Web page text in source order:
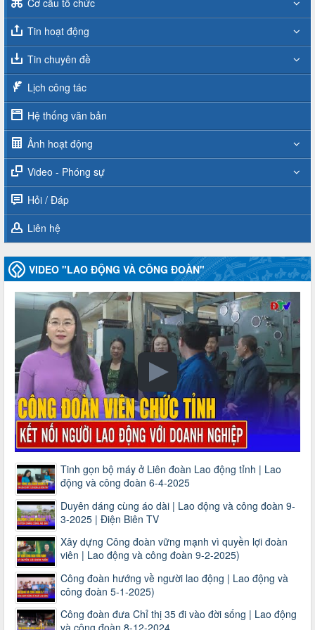
Tin hoạt động
Tin chuyên đề
Lịch công tác
Hệ thống văn bản
Ảnh hoạt động
Video - Phóng sự
Hỏi / Đáp
Liên hệ
VIDEO "LAO ĐỘNG VÀ CÔNG ĐOÀN"
Tinh gọn bộ máy ở Liên đoàn Lao động tỉnh | Lao
động và công đoàn 6-4-2025
Duyên dáng cùng áo dài | Lao động và công đoàn 9-
3-2025 | Điện Biên TV
Xây dựng Công đoàn vững mạnh vì quyền lợi đoàn
viên | Lao động và công đoàn 9-2-2025)
Công đoàn hướng về người lao động | Lao động và
công đoàn 5-1-2025)
Công đoàn đưa Chỉ thị 35 đi vào đời sống | Lao động